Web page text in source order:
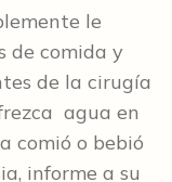
le
de comida y
de la cirugía
agua en
comió o bebió
informe a su